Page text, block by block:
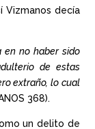
Vizmanos decía
en no haber sido
de estas
extraño, lo cual
368).
un delito de